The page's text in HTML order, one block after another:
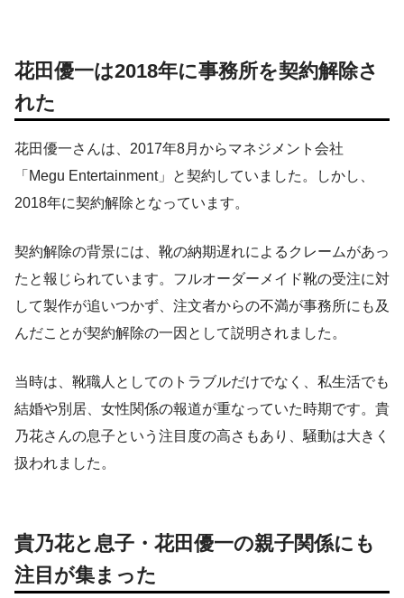
花田優一は2018年に事務所を契約解除さ
れた
花田優一さんは、2017年8月からマネジメント会社
「Megu Entertainment」と契約していました。しかし、
2018年に契約解除となっています。
契約解除の背景には、靴の納期遅れによるクレームがあっ
たと報じられています。フルオーダーメイド靴の受注に対
して製作が追いつかず、注文者からの不満が事務所にも及
んだことが契約解除の一因として説明されました。
当時は、靴職人としてのトラブルだけでなく、私生活でも
結婚や別居、女性関係の報道が重なっていた時期です。貴
乃花さんの息子という注目度の高さもあり、騒動は大きく
扱われました。
貴乃花と息子・花田優一の親子関係にも
注目が集まった